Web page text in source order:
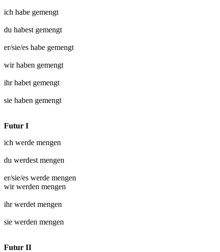
ich habe gemengt
du habest gemengt
er/sie/es habe gemengt
wir haben gemengt
ihr habet gemengt
sie haben gemengt
Futur I
ich werde mengen
du werdest mengen
er/sie/es werde mengen
wir werden mengen
ihr werdet mengen
sie werden mengen
Futur II